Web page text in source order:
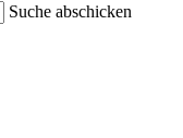
Suche abschicken